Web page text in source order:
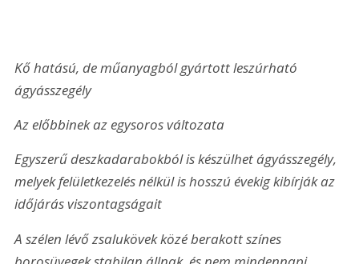
Kő hatású, de műanyagból gyártott leszúrható
ágyásszegély
Az előbbinek az egysoros változata
Egyszerű deszkadarabokból is készülhet ágyásszegély,
melyek felületkezelés nélkül is hosszú évekig kibírják az
időjárás viszontagságait
A szélen lévő zsalukövek közé berakott színes